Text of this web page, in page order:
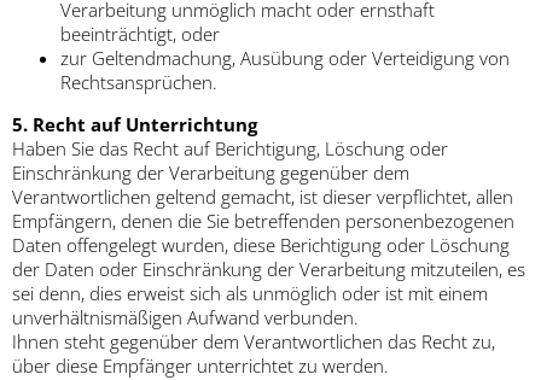
Verarbeitung unmöglich macht oder ernsthaft
beeinträchtigt, oder
zur Geltendmachung, Ausübung oder Verteidigung von
Rechtsansprüchen.
5. Recht auf Unterrichtung
Haben Sie das Recht auf Berichtigung, Löschung oder
Einschränkung der Verarbeitung gegenüber dem
Verantwortlichen geltend gemacht, ist dieser verpflichtet, allen
Empfängern, denen die Sie betreffenden personenbezogenen
Daten offengelegt wurden, diese Berichtigung oder Löschung
der Daten oder Einschränkung der Verarbeitung mitzuteilen, es
sei denn, dies erweist sich als unmöglich oder ist mit einem
unverhältnismäßigen Aufwand verbunden.
Ihnen steht gegenüber dem Verantwortlichen das Recht zu,
über diese Empfänger unterrichtet zu werden.